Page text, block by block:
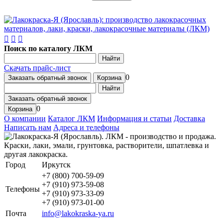
Поиск по каталогу ЛКМ
Найти
Скачать прайс-лист
Заказать обратный звонок Корзина 0
Найти
Заказать обратный звонок
Корзина 0
О компании Каталог ЛКМ Информация и статьи Доставка
Написать нам Адреса и телефоны
Город Иркутск
Телефоны
+7 (800) 700-59-09
+7 (910) 973-59-08
+7 (910) 973-33-09
+7 (910) 973-01-00
Почта
info@lakokraska-ya.ru